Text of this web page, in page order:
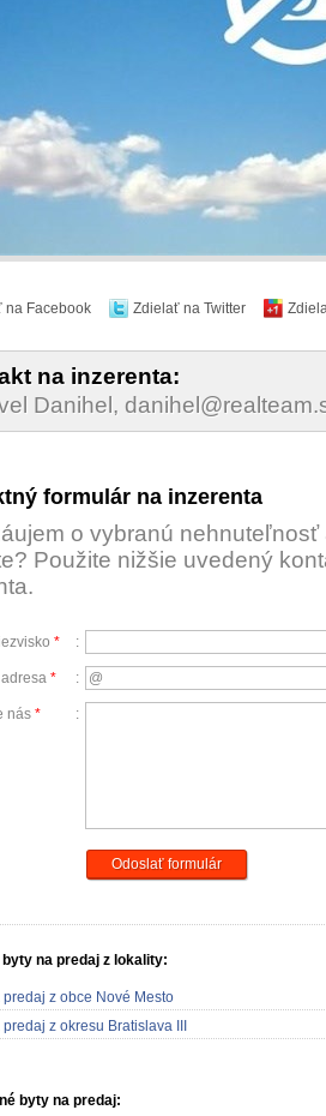
na Facebook Zdielať na Twitter
na inzerenta:
Danihel,
formulár na inzerenta
o vybranú
Použite nižšie uvedený
* :
* :
nás * :
Odoslať formulár
byty na predaj z lokality:
predaj z obce Nové Mesto
predaj z okresu Bratislava III
byty na predaj: